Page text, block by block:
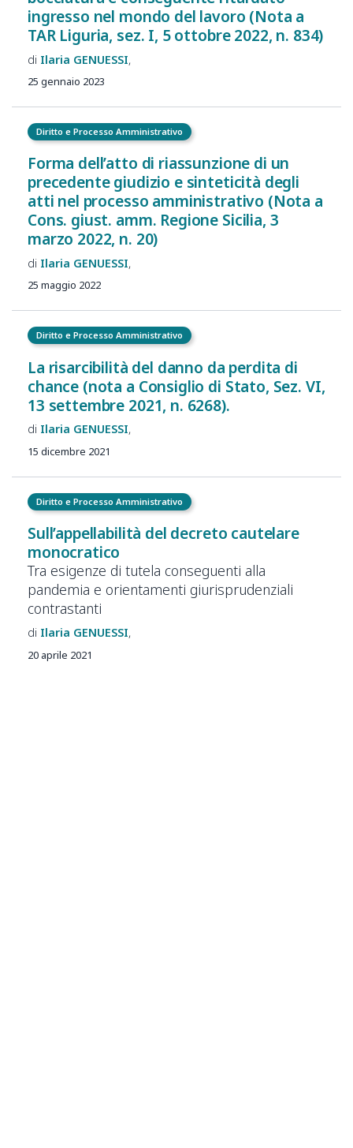
ingresso nel mondo del lavoro (Nota a
TAR Liguria, sez. I, 5 ottobre 2022, n. 834)
Ilaria GENUESSI
25 gennaio 2023
Diritto e Processo Amministrativo
Forma dell’atto di riassunzione di un
precedente giudizio e sinteticità degli
atti nel processo amministrativo (Nota a
Cons. giust. amm. Regione Sicilia, 3
marzo 2022, n. 20)
Ilaria GENUESSI
25 maggio 2022
Diritto e Processo Amministrativo
La risarcibilità del danno da perdita di
chance (nota a Consiglio di Stato, Sez. VI,
13 settembre 2021, n. 6268).
Ilaria GENUESSI
15 dicembre 2021
Diritto e Processo Amministrativo
Sull’appellabilità del decreto cautelare
monocratico
Tra esigenze di tutela conseguenti alla
pandemia e orientamenti giurisprudenziali
contrastanti
Ilaria GENUESSI
20 aprile 2021